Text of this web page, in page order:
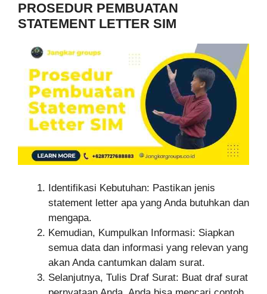
PROSEDUR PEMBUATAN
STATEMENT LETTER SIM
Identifikasi Kebutuhan: Pastikan jenis
statement letter apa yang Anda butuhkan dan
mengapa.
Kemudian, Kumpulkan Informasi: Siapkan
semua data dan informasi yang relevan yang
akan Anda cantumkan dalam surat.
Selanjutnya, Tulis Draf Surat: Buat draf surat